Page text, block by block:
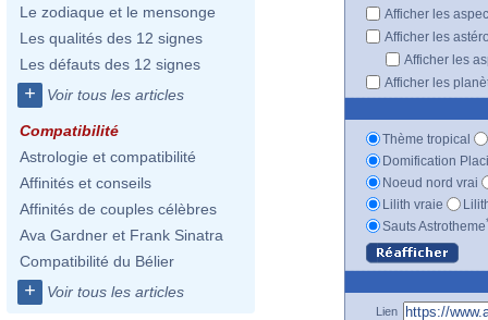
Le zodiaque et le mensonge
Les qualités des 12 signes
Les défauts des 12 signes
+ Voir tous les articles
Compatibilité
Astrologie et compatibilité
Affinités et conseils
Affinités de couples célèbres
Ava Gardner et Frank Sinatra
Compatibilité du Bélier
+ Voir tous les articles
Afficher les
Afficher les
Afficher les
Afficher les
Thème tropical
Domification
Noeud nord vrai
Lilith vraie
Sauts Astrotheme
Lien